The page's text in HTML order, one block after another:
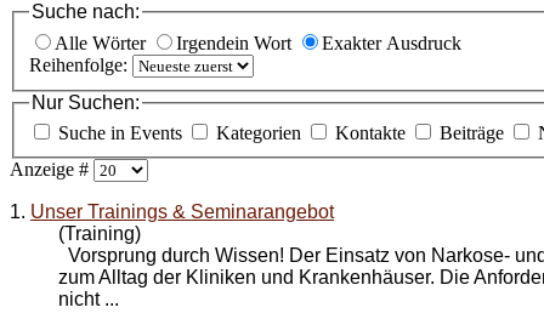
Suche nach:
Alle Wörter
Irgendein Wort
Exakter Ausdruck
Reihenfolge:
Nur Suchen:
Suche in Events
Kategorien Kontakte Beiträge
Anzeige #
1. Unser Trainings & Seminarangebot
(Training)
Vorsprung durch Wissen! Der Einsatz von Narkose-
zum Alltag der Kliniken und Krankenhäuser. Die
nicht ...